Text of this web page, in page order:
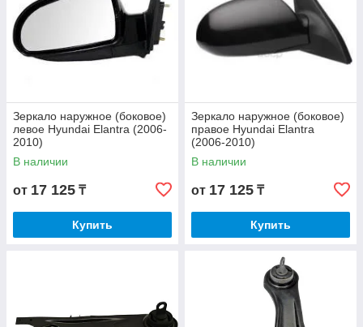
Зеркало наружное (боковое)
левое Hyundai Elantra (2006-
2010)
В наличии
от 17 125 ₸
Купить
Зеркало наружное (боковое)
правое Hyundai Elantra
(2006-2010)
В наличии
от 17 125 ₸
Купить